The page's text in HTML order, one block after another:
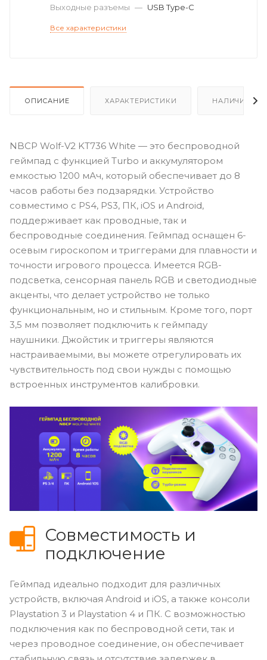
Выходные разъемы — USB Type-C
Все характеристики
ОПИСАНИЕ ХАРАКТЕРИСТИКИ НАЛИЧИЕ
NBCP Wolf-V2 KT736 White — это беспроводной
геймпад с функцией Turbo и аккумулятором
емкостью 1200 мАч, который обеспечивает до 8
часов работы без подзарядки. Устройство
совместимо с PS4, PS3, ПК, iOS и Android,
поддерживает как проводные, так и
беспроводные соединения. Геймпад оснащен 6-
осевым гироскопом и триггерами для плавности и
точности игрового процесса. Имеется RGB-
подсветка, сенсорная панель RGB и светодиодные
акценты, что делает устройство не только
функциональным, но и стильным. Кроме того, порт
3,5 мм позволяет подключить к геймпаду
наушники. Джойстик и триггеры являются
настраиваемыми, вы можете отрегулировать их
чувствительность под свои нужды с помощью
встроенных инструментов калибровки.
Совместимость и
подключение
Геймпад идеально подходит для различных
устройств, включая Android и iOS, а также консоли
Playstation 3 и Playstation 4 и ПК. С возможностью
подключения как по беспроводной сети, так и
через проводное соединение, он обеспечивает